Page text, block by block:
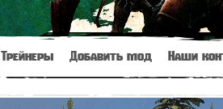
Трейнеры Добавить мод Наши